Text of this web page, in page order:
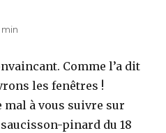
min
Comme l’a dit
les fenêtres !
mal à vous suivre sur
pinard du 18